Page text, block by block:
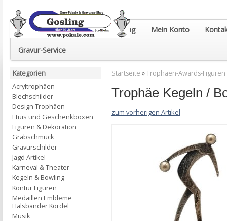
Euro-Pokale & Gravur-Shop Gosling Mein Konto
Gravur-Service
Startseite »Trophäen-Awards-Figuren
Trophäe Kegeln /
zum vorherigen Artikel
Kategorien
Acryltrophäen
Blechschilder
Design Trophäen
Etuis und Geschenkboxen
Figuren & Dekoration
Grabschmuck
Gravurschilder
Jagd Artikel
Karneval & Theater
Kegeln & Bowling
Kontur Figuren
Medaillen Embleme
Halsbänder Kordel
Musik